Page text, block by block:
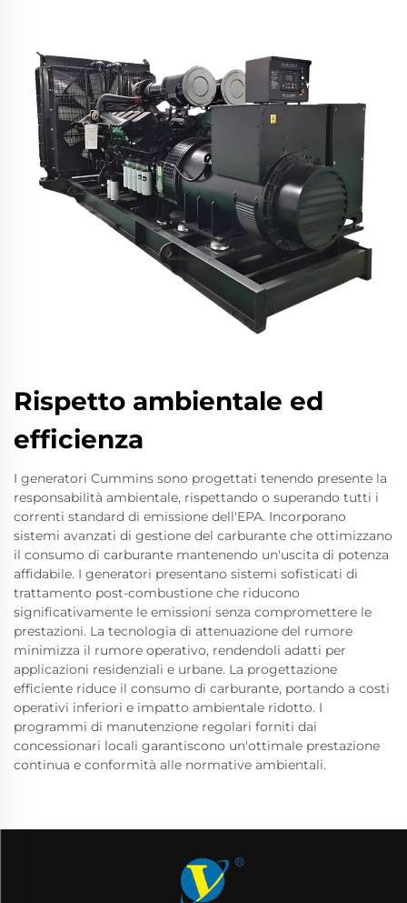
Rispetto ambientale ed
efficienza
I generatori Cummins sono progettati tenendo presente la
responsabilità ambientale, rispettando o superando tutti i
correnti standard di emissione dell'EPA. Incorporano
sistemi avanzati di gestione del carburante che ottimizzano
il consumo di carburante mantenendo un'uscita di potenza
affidabile. I generatori presentano sistemi sofisticati di
trattamento post-combustione che riducono
significativamente le emissioni senza compromettere le
prestazioni. La tecnologia di attenuazione del rumore
minimizza il rumore operativo, rendendoli adatti per
applicazioni residenziali e urbane. La progettazione
efficiente riduce il consumo di carburante, portando a costi
operativi inferiori e impatto ambientale ridotto. I
programmi di manutenzione regolari forniti dai
concessionari locali garantiscono un'ottimale prestazione
continua e conformità alle normative ambientali.